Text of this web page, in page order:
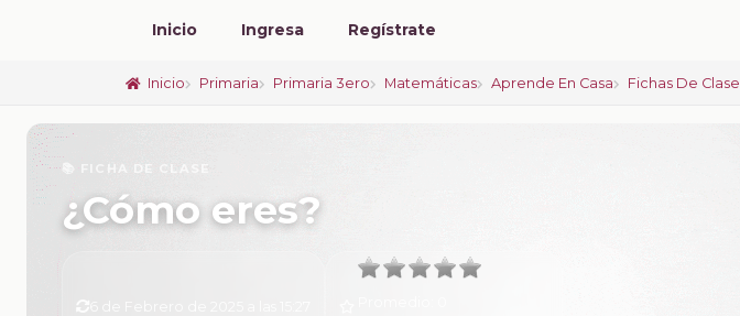
Inicio Ingresa Regístrate
Inicio Primaria Primaria 3ero Matemáticas Aprende En Casa Fichas De Clase
📚 FICHA DE CLASE
¿Cómo eres?